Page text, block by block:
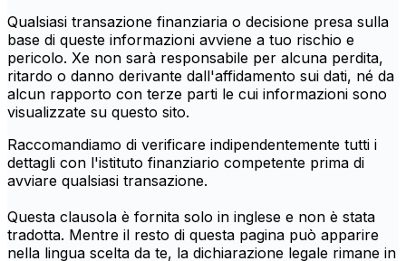
Qualsiasi transazione finanziaria o decisione presa sulla
base di queste informazioni avviene a tuo rischio e
pericolo. Xe non sarà responsabile per alcuna perdita,
ritardo o danno derivante dall'affidamento sui dati, né da
alcun rapporto con terze parti le cui informazioni sono
visualizzate su questo sito.
Raccomandiamo di verificare indipendentemente tutti i
dettagli con l'istituto finanziario competente prima di
avviare qualsiasi transazione.
Questa clausola è fornita solo in inglese e non è stata
tradotta. Mentre il resto di questa pagina può apparire
nella lingua scelta da te, la dichiarazione legale rimane in